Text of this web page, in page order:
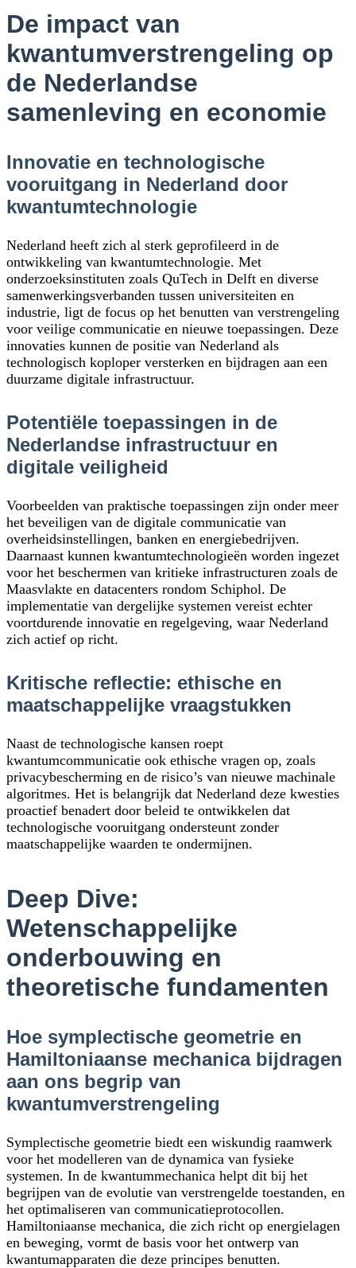
De impact van
kwantumverstrengeling op
de Nederlandse
samenleving en economie
Innovatie en technologische
vooruitgang in Nederland door
kwantumtechnologie
Nederland heeft zich al sterk geprofileerd in de
ontwikkeling van kwantumtechnologie. Met
onderzoeksinstituten zoals QuTech in Delft en diverse
samenwerkingsverbanden tussen universiteiten en
industrie, ligt de focus op het benutten van verstrengeling
voor veilige communicatie en nieuwe toepassingen. Deze
innovaties kunnen de positie van Nederland als
technologisch koploper versterken en bijdragen aan een
duurzame digitale infrastructuur.
Potentiële toepassingen in de
Nederlandse infrastructuur en
digitale veiligheid
Voorbeelden van praktische toepassingen zijn onder meer
het beveiligen van de digitale communicatie van
overheidsinstellingen, banken en energiebedrijven.
Daarnaast kunnen kwantumtechnologieën worden ingezet
voor het beschermen van kritieke infrastructuren zoals de
Maasvlakte en datacenters rondom Schiphol. De
implementatie van dergelijke systemen vereist echter
voortdurende innovatie en regelgeving, waar Nederland
zich actief op richt.
Kritische reflectie: ethische en
maatschappelijke vraagstukken
Naast de technologische kansen roept
kwantumcommunicatie ook ethische vragen op, zoals
privacybescherming en de risico’s van nieuwe machinale
algoritmes. Het is belangrijk dat Nederland deze kwesties
proactief benadert door beleid te ontwikkelen dat
technologische vooruitgang ondersteunt zonder
maatschappelijke waarden te ondermijnen.
Deep Dive:
Wetenschappelijke
onderbouwing en
theoretische fundamenten
Hoe symplectische geometrie en
Hamiltoniaanse mechanica bijdragen
aan ons begrip van
kwantumverstrengeling
Symplectische geometrie biedt een wiskundig raamwerk
voor het modelleren van de dynamica van fysieke
systemen. In de kwantummechanica helpt dit bij het
begrijpen van de evolutie van verstrengelde toestanden, en
het optimaliseren van communicatieprotocollen.
Hamiltoniaanse mechanica, die zich richt op energielagen
en beweging, vormt de basis voor het ontwerp van
kwantumapparaten die deze principes benutten.